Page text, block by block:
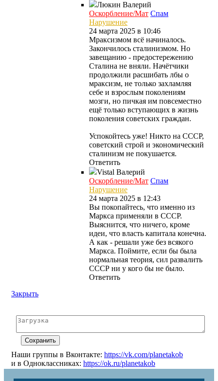
Люкин Валерий
Оскорбление/Мат Спам
Нарушение
24 марта 2025 в 10:46
Мраксизмом всё начиналось.
Закончилось сталинизмом. Но
завещанию - предостережению
Сталина не вняли. Начётчики
продолжили расшибать лбы о
мраксизм, не только захламляя
себе и взрослым поколениям
мозги, но пичкая им повсеместно
ещё только вступающих в жизнь
поколения советских граждан.
Успокойтесь уже! Никто на СССР,
советский строй и экономический
сталинизм не покушается.
Ответить
Vistal Валерий
Оскорбление/Мат Спам
Нарушение
24 марта 2025 в 12:43
Вы покопайтесь, что именно из
Маркса применяли в СССР.
Выяснится, что ничего, кроме
идеи, что власть капитала конечна.
А как - решали уже без всякого
Маркса. Поймите, если бы была
нормальная теория, сил развалить
СССР ни у кого бы не было.
Ответить
Закрыть
Наши группы в Вконтакте: https://vk.com/planetakob
и в Одноклассниках: https://ok.ru/planetakob